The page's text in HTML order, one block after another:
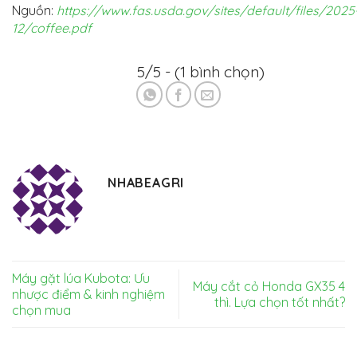
Nguồn: https://www.fas.usda.gov/sites/default/files/
12/coffee.pdf
5/5 - (1 bình chọn)
NHABEAGRI
Máy gặt lúa Kubota: Ưu
nhược điểm & kinh nghiệm
chọn mua
Máy cắt cỏ Honda GX35 4
thì. Lựa chọn tốt nhất?